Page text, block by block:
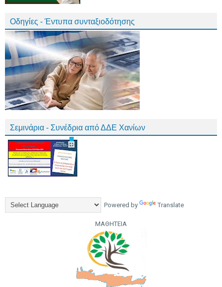
Οδηγίες - Έντυπα συνταξιοδότησης
Σεμινάρια - Συνέδρια από ΔΔΕ Χανίων
Powered by Translate
ΜΑΘΗΤΕΙΑ